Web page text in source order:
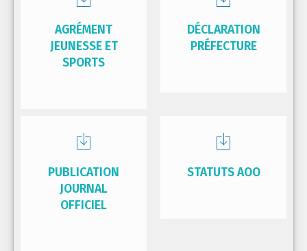
AGRÉMENT
JEUNESSE ET
SPORTS
DÉCLARATION
PRÉFECTURE
PUBLICATION
JOURNAL
OFFICIEL
STATUTS AOO